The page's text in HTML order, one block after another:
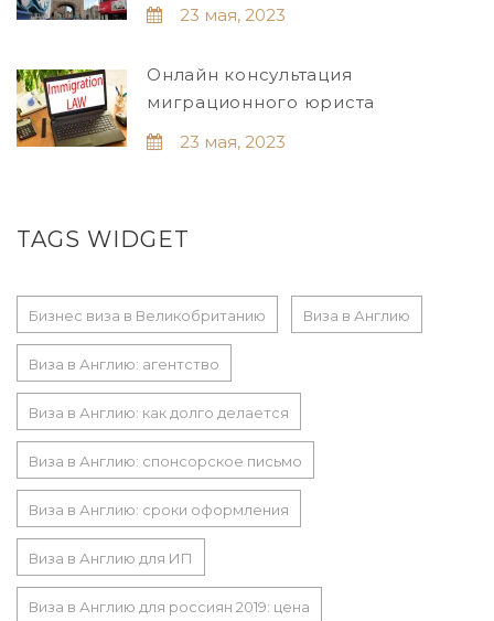
23 мая, 2023
Онлайн консультация
миграционного юриста
23 мая, 2023
TAGS WIDGET
Бизнес виза в Великобританию Виза в Англию
Виза в Англию: агентство
Виза в Англию: как долго делается
Виза в Англию: спонсорское письмо
Виза в Англию: сроки оформления
Виза в Англию для ИП
Виза в Англию для россиян 2019: цена